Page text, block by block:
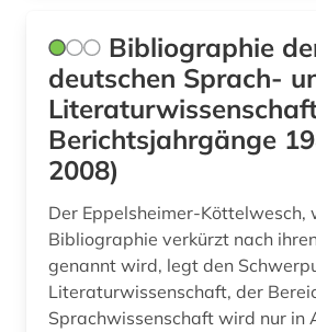
Bibliographie
deutschen Sprach-
Berichtsjahrgänge
2008)
Der Eppelsheimer-Köttelwesch,
Bibliographie verkürzt nach ihren Begründern
genannt wird, legt den Schwerpunkt auf
Literaturwissenschaft, der
Sprachwissenschaft wird nur in